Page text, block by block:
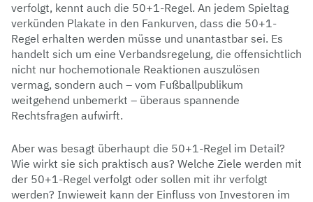
verfolgt, kennt auch die 50+1-Regel. An jedem Spieltag
verkünden Plakate in den Fankurven, dass die 50+1-
Regel erhalten werden müsse und unantastbar sei. Es
handelt sich um eine Verbandsregelung, die offensichtlich
nicht nur hochemotionale Reaktionen auszulösen
vermag, sondern auch – vom Fußballpublikum
weitgehend unbemerkt – überaus spannende
Rechtsfragen aufwirft.
Aber was besagt überhaupt die 50+1-Regel im Detail?
Wie wirkt sie sich praktisch aus? Welche Ziele werden mit
der 50+1-Regel verfolgt oder sollen mit ihr verfolgt
werden? Inwieweit kann der Einfluss von Investoren im